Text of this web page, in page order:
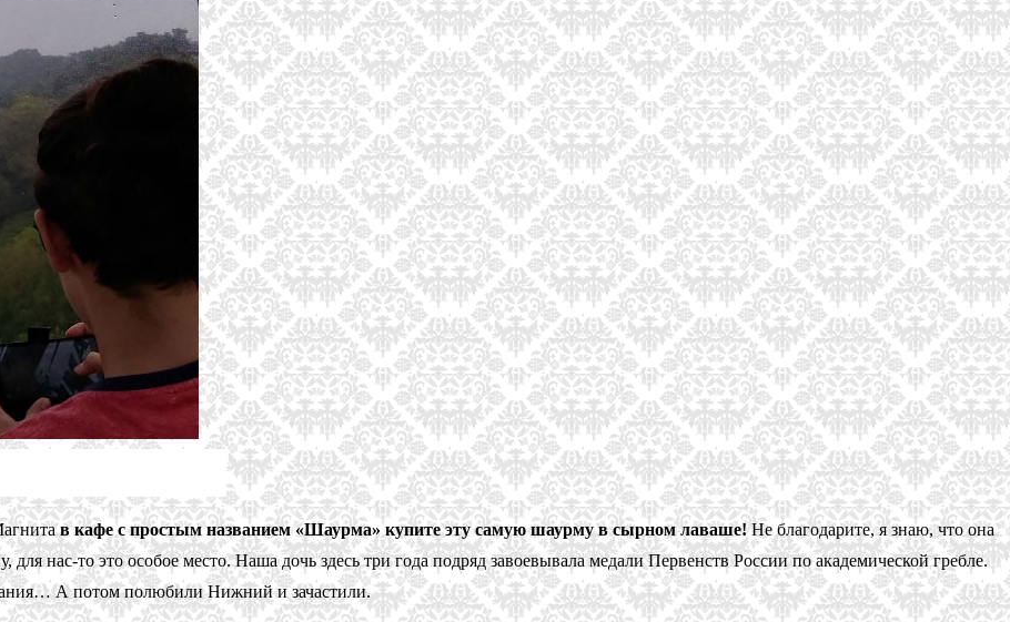
в кафе с простым названием «Шаурма» купите эту самую шаурму в сырном лаваше!Не благодарите, я знаю, что она
нас-то это особое место. Наша дочь здесь три года подряд завоевывала медали Первенств России по академической гребле.
А потом полюбили Нижний и зачастили.